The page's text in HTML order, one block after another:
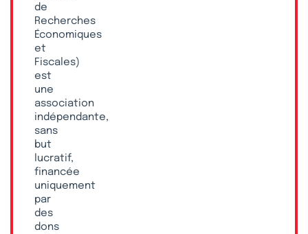
de
Recherches
Économiques
et
Fiscales)
est
une
association
indépendante,
sans
but
lucratif,
financée
uniquement
par
des
dons